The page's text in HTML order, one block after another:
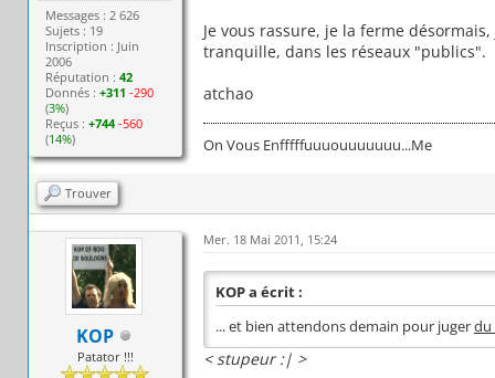
Messages : 2 626
Sujets : 19
Inscription : Juin
2006
Réputation :42
Donnés :+311 -290
(3%)
Reçus :+744 -560
(14%)
Je vous rassure, je la ferme
tranquille, dans les réseaux "publics".
atchao
On Vous Enfffffuuuouuuuuuu...Me
Trouver
KOP
Patator !!!
Mer. 18 Mai 2011, 15:24
KOP a écrit :
... et bien attendons demain pour jugerdu
< stupeur :| >